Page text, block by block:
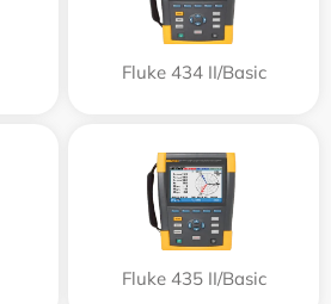
Fluke 434 II/Basic
Fluke 435 II/Basic